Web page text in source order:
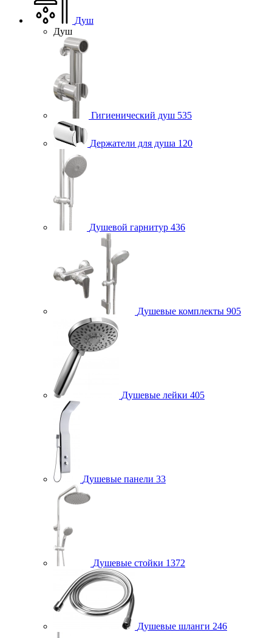
Душ
Душ
Гигиенический душ 535
Держатели для душа 120
Душевой гарнитур 436
Душевые комплекты 905
Душевые лейки 405
Душевые панели 33
Душевые стойки 1372
Душевые шланги 246